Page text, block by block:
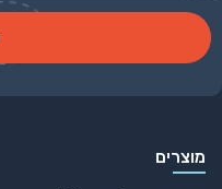
מוצרים